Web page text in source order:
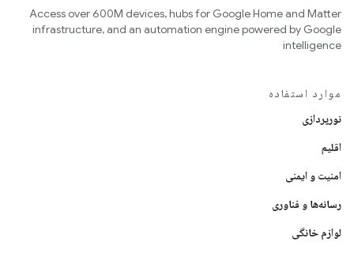
Access over 600M devices, hubs for Google Home and Matter
infrastructure, and an automation engine powered by Google
intelligence
موارد استفاده
نورپردازی
اقلیم
امنیت و ایمنی
رسانه‌ها و فناوری
لوازم خانگی